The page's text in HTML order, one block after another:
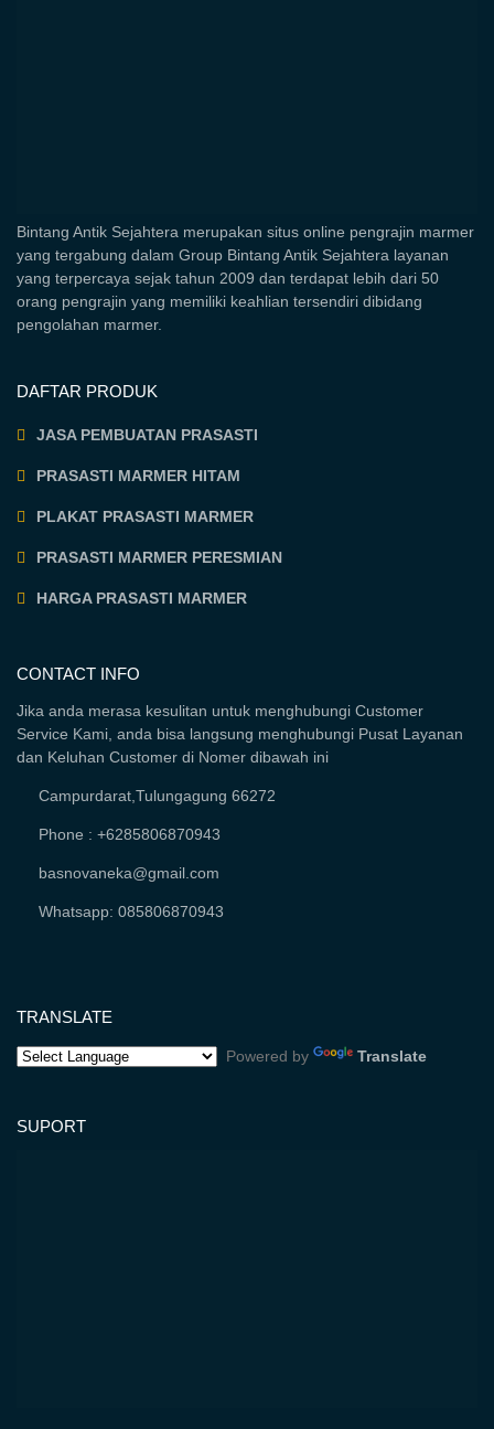
Bintang Antik Sejahtera merupakan situs online pengrajin marmer
yang tergabung dalam Group Bintang Antik Sejahtera layanan
yang terpercaya sejak tahun 2009 dan terdapat lebih dari 50
orang pengrajin yang memiliki keahlian tersendiri dibidang
pengolahan marmer.
DAFTAR PRODUK
JASA PEMBUATAN PRASASTI
PRASASTI MARMER HITAM
PLAKAT PRASASTI MARMER
PRASASTI MARMER PERESMIAN
HARGA PRASASTI MARMER
CONTACT INFO
Jika anda merasa kesulitan untuk menghubungi Customer
Service Kami, anda bisa langsung menghubungi Pusat Layanan
dan Keluhan Customer di Nomer dibawah ini
Campurdarat,Tulungagung 66272
Phone : +6285806870943
basnovaneka@gmail.com
Whatsapp: 085806870943
TRANSLATE
Powered by Translate
SUPORT